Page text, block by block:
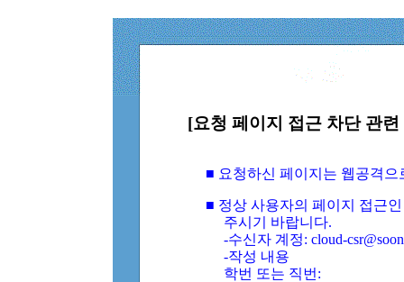
[요청 페이지 접근 차단 관
■ 요청하신 페이지는 웹공격
■ 정상 사용자의 페이지 접근
주시기 바랍니다.
-수신자 계정: cloud-
-작성 내용
학번 또는 직번: